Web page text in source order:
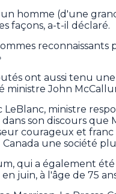
un homme (d'une
façons, a-t-il déclaré.
ont aussi tenu
ministre John
LeBlanc, ministre
son discours que
courageux et
Canada une société
qui a également
juin, à l'âge de 75